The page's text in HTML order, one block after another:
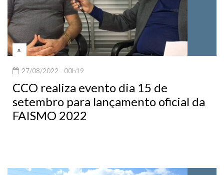
x
27/08/2022 - 00h19
CCO realiza evento dia 15 de
setembro para lançamento oficial da
FAISMO 2022